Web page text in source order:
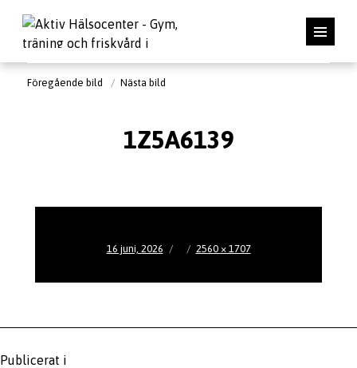
Föregående bild Nästa bild
1Z5A6139
Publicerat
16 juni, 2026
Full
2560 × 1707
Publicerat i